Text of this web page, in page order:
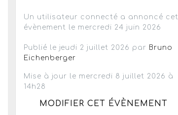
Un utilisateur connecté a annoncé cet
évènement le mercredi 24 juin 2026
Publié le jeudi 2 juillet 2026 par Bruno
Eichenberger
Mise à jour le mercredi 8 juillet 2026 à
14h28
MODIFIER CET ÉVÈNEMENT